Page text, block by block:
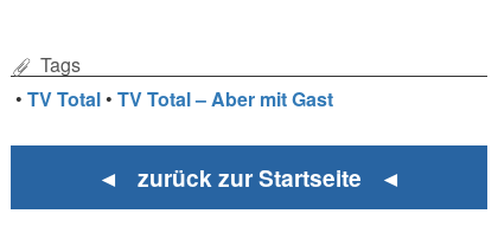
Tags
•TV Total •TV Total – Aber mit Gast
◄ zurück zur Startseite ◄